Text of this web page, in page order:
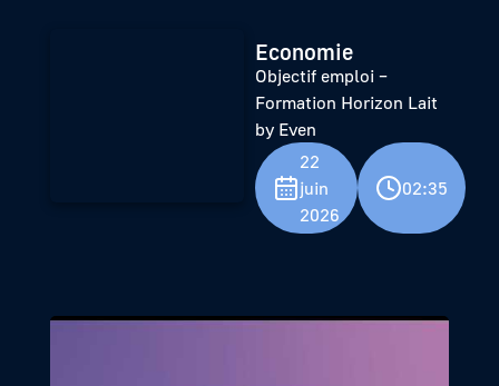
Economie
Objectif emploi –
Formation Horizon Lait
by Even
22
juin
2026
02:35